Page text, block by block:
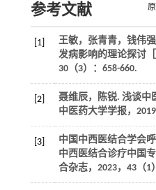
参考文献
[1] 王敏，张青青，钱伟强
发病影响的理论探讨
30（3）：658-660.
[2] 聂维辰，陈锐. 浅谈中
中医药大学学报， 2019
[3]
中国中西医结合学会
中西医结合诊疗中国
合杂志， 2023， 43（1